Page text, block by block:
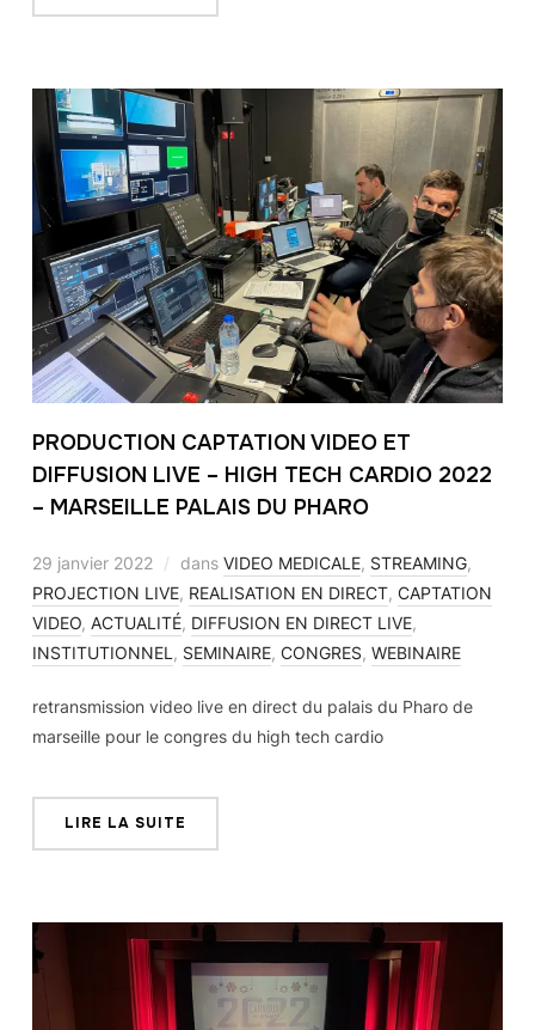
PRODUCTION CAPTATION VIDEO ET
DIFFUSION LIVE – HIGH TECH CARDIO 2022
– MARSEILLE PALAIS DU PHARO
29 janvier 2022 dans VIDEO MEDICALE, STREAMING,
PROJECTION LIVE, REALISATION EN DIRECT, CAPTATION
VIDEO, ACTUALITÉ, DIFFUSION EN DIRECT LIVE,
INSTITUTIONNEL , SEMINAIRE, CONGRES, WEBINAIRE
retransmission video live en direct du palais du Pharo de
marseille pour le congres du high tech cardio
LIRE LA SUITE